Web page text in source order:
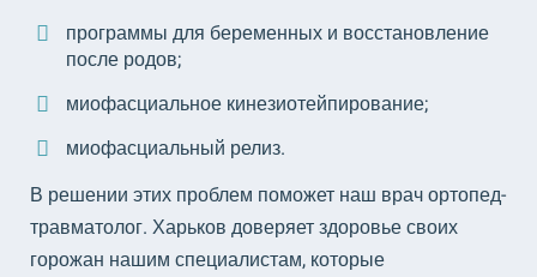
программы для беременных и восстановление
после родов;
миофасциальное кинезиотейпирование;
миофасциальный релиз.
В решении этих проблем поможет наш врач ортопед-
травматолог. Харьков доверяет здоровье своих
горожан нашим специалистам, которые